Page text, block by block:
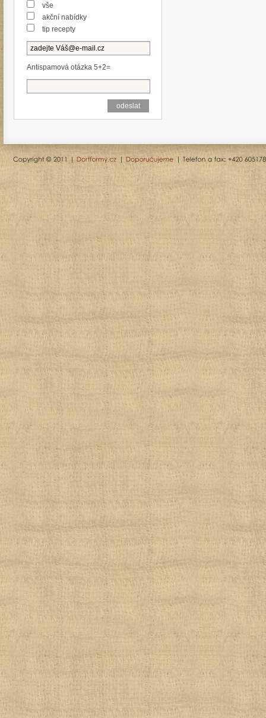
vše
akční nabídky
tip recepty
Antispamová otázka 5+2=